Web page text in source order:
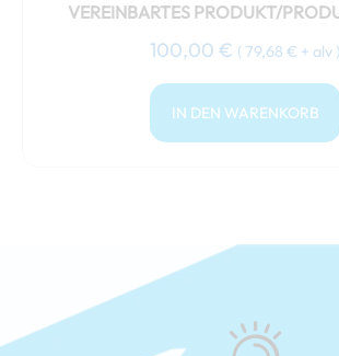
VEREINBARTES PRODUKT/
100,00 € (79,68 € + alv )
IN DEN WARENKORB